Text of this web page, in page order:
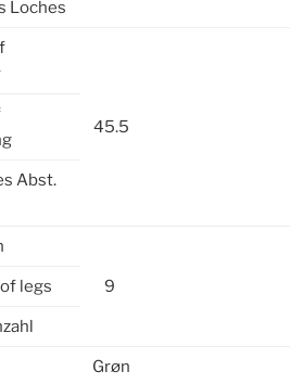
Loches
45.5
Abst.
9
legs
Grøn